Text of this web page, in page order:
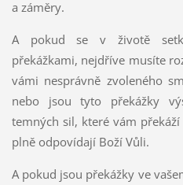
a záměry.
A pokud se v životě
překážkami, nejdříve musíte
vámi nesprávně zvoleného
nebo jsou tyto překážky
temných sil, které vám
plně odpovídají Boží Vůli.
A pokud jsou překážky ve